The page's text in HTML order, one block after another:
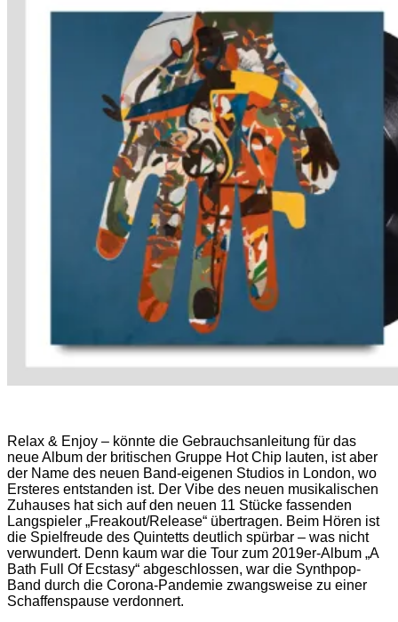
Relax & Enjoy – könnte die Gebrauchsanleitung für das
neue Album der britischen Gruppe Hot Chip lauten, ist aber
der Name des neuen Band-eigenen Studios in London, wo
Ersteres entstanden ist. Der Vibe des neuen musikalischen
Zuhauses hat sich auf den neuen 11 Stücke fassenden
Langspieler „Freakout/Release“ übertragen. Beim Hören ist
die Spielfreude des Quintetts deutlich spürbar – was nicht
verwundert. Denn kaum war die Tour zum 2019er-Album „A
Bath Full Of Ecstasy“ abgeschlossen, war die Synthpop-
Band durch die Corona-Pandemie zwangsweise zu einer
Schaffenspause verdonnert.